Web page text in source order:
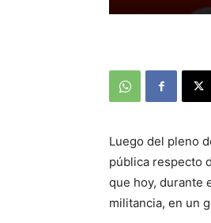
Luego del pleno
pública respecto
que hoy, durante
militancia, en un